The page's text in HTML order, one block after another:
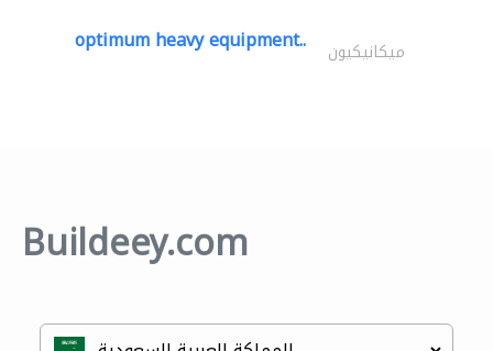
optimum heavy equipment.. ميكانيكيون
Buildeey.com